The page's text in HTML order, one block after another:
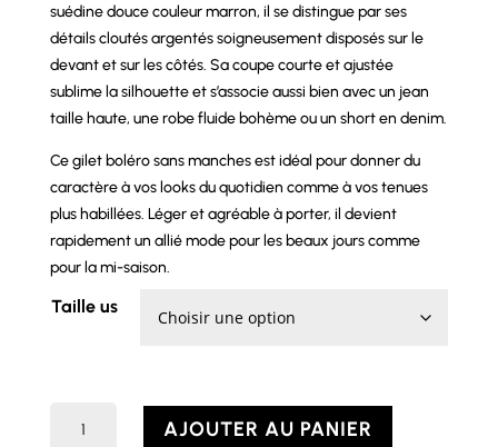
suédine douce couleur marron, il se distingue par ses
détails cloutés argentés soigneusement disposés sur le
devant et sur les côtés. Sa coupe courte et ajustée
sublime la silhouette et s’associe aussi bien avec un jean
taille haute, une robe fluide bohème ou un short en denim.
Ce gilet boléro sans manches est idéal pour donner du
caractère à vos looks du quotidien comme à vos tenues
plus habillées. Léger et agréable à porter, il devient
rapidement un allié mode pour les beaux jours comme
pour la mi-saison.
Taille us
AJOUTER AU PANIER